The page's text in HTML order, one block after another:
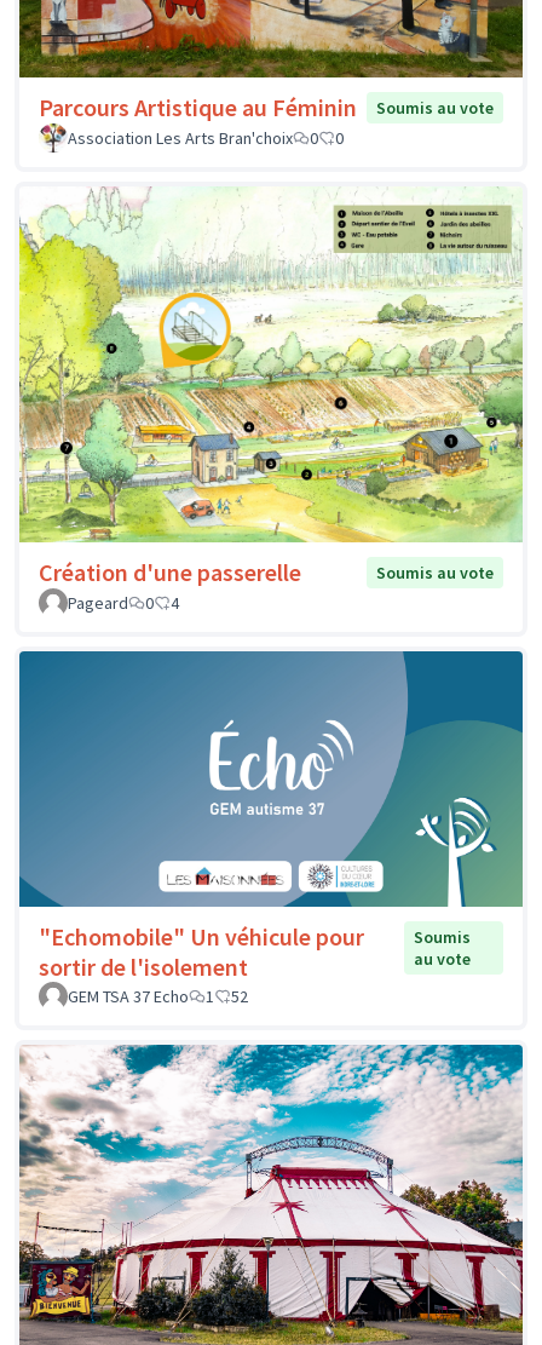
Parcours Artistique au Féminin
Soumis au vote
Association Les Arts Bran'choix
0 0
Création d'une passerelle
Soumis au vote
Pageard
0 4
"Echomobile" Un véhicule pour
sortir de l'isolement
Soumis
au vote
GEM TSA 37 Echo
1 52